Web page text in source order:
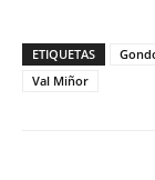
ETIQUETAS
Val Miñor